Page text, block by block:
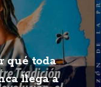
qué toda
llega a